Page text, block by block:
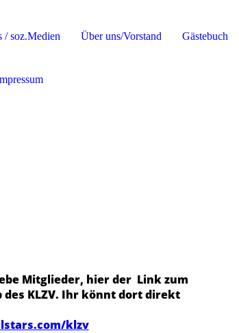
/ soz.Medien Über uns/Vorstand Gästebuch
Mitglieder, hier der Link zum
des KLZV. Ihr könnt dort direkt
klzv